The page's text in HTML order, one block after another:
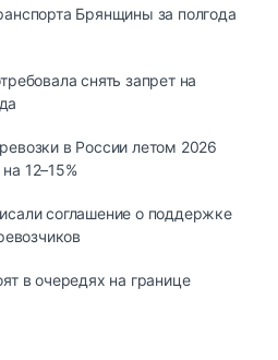
Брянщины за полгода
снять запрет на
в России летом 2026
12–15%
соглашение о поддержке
в очередях на границе